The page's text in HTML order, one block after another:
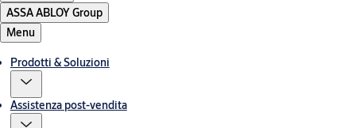
ASSA ABLOY Group
Menu
Prodotti & Soluzioni
Assistenza post-vendita